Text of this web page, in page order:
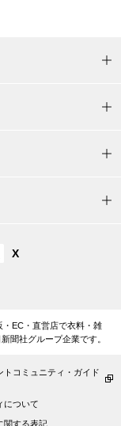
ヘリーハンセン
カンタベリー
X
EC・直営店で衣料・雑
聞社グループ企業です。
トコミュニティ・ガイド
について
関する表記